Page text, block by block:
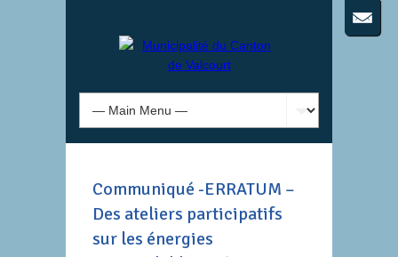
Communiqué -ERRATUM –
Des ateliers participatifs
sur les énergies